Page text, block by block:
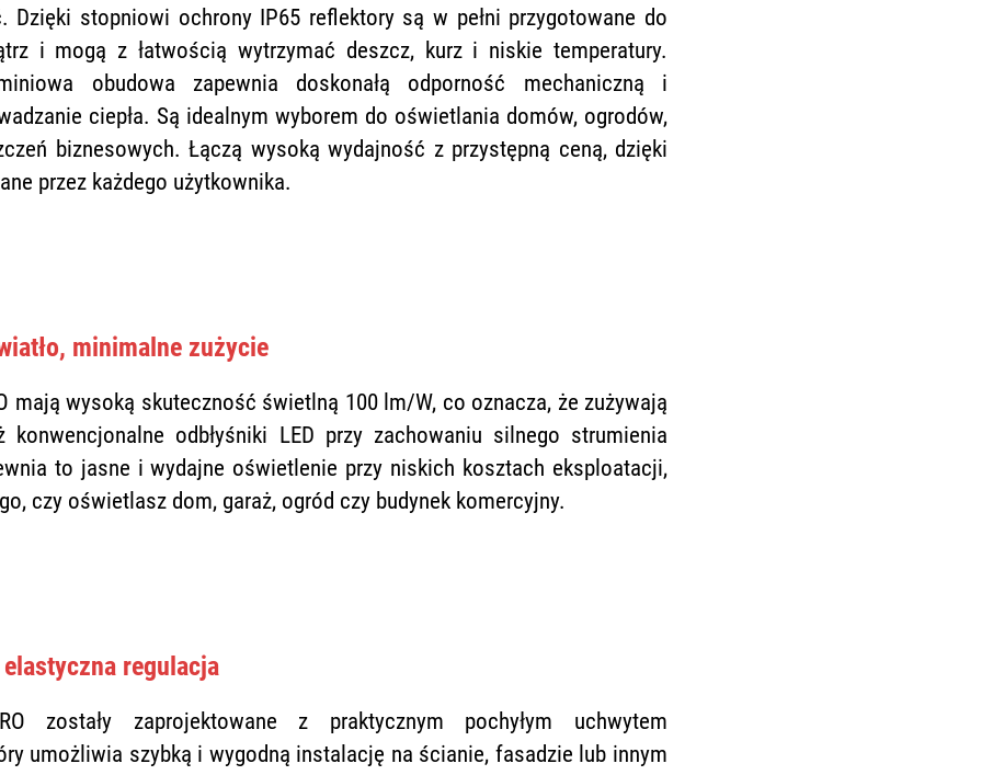
Dzięki stopniowi ochrony IP65 reflektory są w pełni przygotowane do
i mogą z łatwością wytrzymać deszcz, kurz i niskie temperatury.
obudowa zapewnia doskonałą odporność mechaniczną i
ciepła. Są idealnym wyborem do oświetlania domów, ogrodów,
biznesowych. Łączą wysoką wydajność z przystępną ceną, dzięki
przez każdego użytkownika.
minimalne zużycie
mają wysoką skuteczność świetlną 100 lm/W, co oznacza, że zużywają
konwencjonalne odbłyśniki LED przy zachowaniu silnego strumienia
to jasne i wydajne oświetlenie przy niskich kosztach eksploatacji,
czy oświetlasz dom, garaż, ogród czy budynek komercyjny.
regulacja
zostały zaprojektowane z praktycznym pochyłym uchwytem
umożliwia szybką i wygodną instalację na ścianie, fasadzie lub innym